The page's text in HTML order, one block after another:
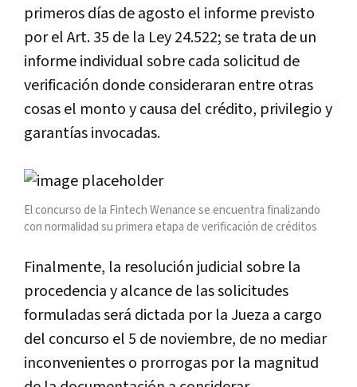
primeros días de agosto el informe previsto
por el Art. 35 de la Ley 24.522; se trata de un
informe individual sobre cada solicitud de
verificación donde consideraran entre otras
cosas el monto y causa del crédito, privilegio y
garantías invocadas.
El concurso de la Fintech Wenance se encuentra finalizando
con normalidad su primera etapa de verificación de créditos
Finalmente, la resolución judicial sobre la
procedencia y alcance de las solicitudes
formuladas será dictada por la Jueza a cargo
del concurso el 5 de noviembre, de no mediar
inconvenientes o prorrogas por la magnitud